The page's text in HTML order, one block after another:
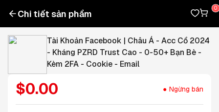
Chi tiết sản phẩm
Tài Khoản Facebook | Châu Á - Acc Cổ 2024
- Kháng PZRD Trust Cao - 0-50+ Bạn Bè -
Kèm 2FA - Cookie - Email
$0.00 Ngừng bán